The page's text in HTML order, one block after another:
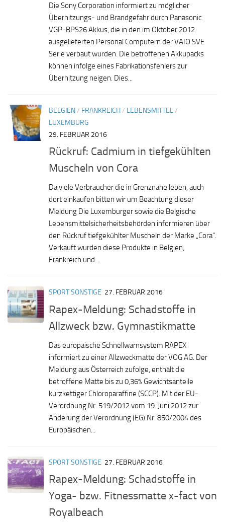
Die Sony Corporation informiert zu möglicher
Überhitzungs- und Brandgefahr durch Panasonic
VGP-BPS26 Akkus, die in den im Oktober 2012
ausgelieferten Personal Computern der VAIO SVE
Serie verbaut wurden. Die betroffenen Akkupacks
können infolge eines Fabrikationsfehlers zur
Überhitzung neigen. Dies...
BELGIEN/ FRANKREICH/ LEBENSMITTEL/
LUXEMBURG
29. FEBRUAR 2016
Rückruf: Cadmium in tiefgekühlten
Muscheln von Cora
Da viele Verbraucher die in Grenznähe leben, auch
dort einkaufen bitten wir um Beachtung dieser
Meldung Die Luxemburger sowie die Belgische
Lebensmittelsicherheitsbehörden informieren über
den Rückruf tiefgekühlter Muscheln der Marke „Cora“.
Verkauft wurden diese Produkte in Belgien,
Frankreich und...
SPORT SONSTIGE 27. FEBRUAR 2016
Rapex-Meldung: Schadstoffe in
Allzweck bzw. Gymnastikmatte
Das europäische Schnellwarnsystem RAPEX
informiert zu einer Allzweckmatte der VOG AG. Der
Meldung aus Österreich zufolge, enthält die
betroffene Matte bis zu 0,36% Gewichtsanteile
kurzkettiger Chloroparaffine (SCCP). Mit der EU-
Verordnung Nr. 519/2012 vom 19. Juni 2012 zur
Änderung der Verordnung (EG) Nr. 850/2004 des
Europäischen...
SPORT SONSTIGE 27. FEBRUAR 2016
Rapex-Meldung: Schadstoffe in
Yoga- bzw. Fitnessmatte x-fact von
Royalbeach